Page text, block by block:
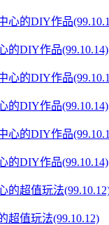
的DIY作品(99.10.14)
的DIY作品(99.10.14)
的DIY作品(99.10.14)
超值玩法(99.10.12)